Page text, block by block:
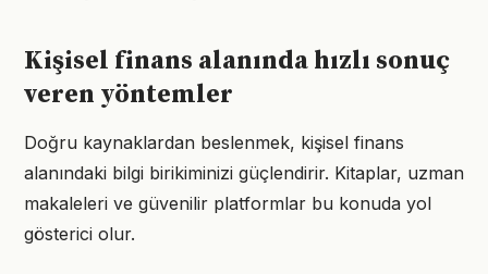
Kişisel finans alanında hızlı sonuç
veren yöntemler
Doğru kaynaklardan beslenmek, kişisel finans
alanındaki bilgi birikiminizi güçlendirir. Kitaplar, uzman
makaleleri ve güvenilir platformlar bu konuda yol
gösterici olur.